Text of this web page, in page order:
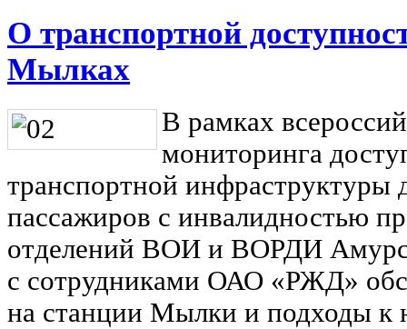
О транспортной
Мылках
В рамках
мониторинга
транспортной инфраструктуры
пассажиров с инвалидностью
отделений ВОИ и ВОРДИ
с сотрудниками ОАО «РЖД»
на станции Мылки и подходы к